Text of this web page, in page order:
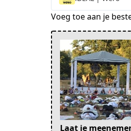
Voeg toe aan je
Laat je